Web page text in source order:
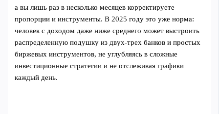
а вы лишь раз в несколько месяцев корректируете
пропорции и инструменты. В 2025 году это уже норма:
человек с доходом даже ниже среднего может выстроить
распределенную подушку из двух‑трех банков и простых
биржевых инструментов, не углубляясь в сложные
инвестиционные стратегии и не отслеживая графики
каждый день.